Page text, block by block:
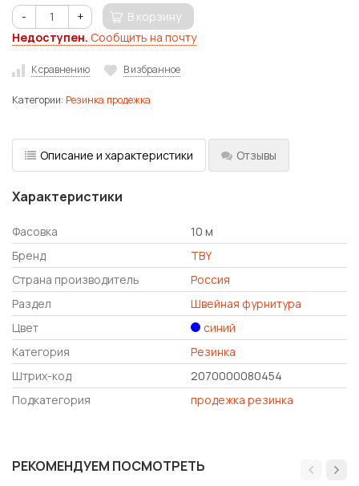
- +
В корзину
Недоступен. Сообщить на почту
К сравнению В избранное
Категории: Резинка продежка
Описание и характеристики Отзывы
Характеристики
Фасовка
10 м
Бренд
TBY
Страна производитель
Россия
Раздел
Швейная фурнитура
Цвет
синий
Категория
Резинка
Штрих-код
2070000080454
Подкатегория
продежка резинка
РЕКОМЕНДУЕМ ПОСМОТРЕТЬ